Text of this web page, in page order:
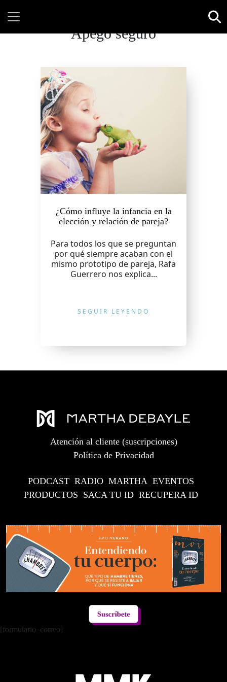
Apego seguro
¿Cómo influye la infancia en la
elección y relación de pareja?
Para todos los que se preguntan
por qué siempre acaban con el
mismo prototipo de pareja, Rafa
Guerrero nos explica...
SEGUIR LEYENDO
Atención al cliente (suscripciones)
Política de Privacidad
PODCAST RADIO MARTHA EVENTOS
PRODUCTOS SACA TU ID RECUPERA ID
Suscríbete
[formulario_correo]